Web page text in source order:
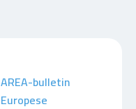
AREA-bulletin
Europese